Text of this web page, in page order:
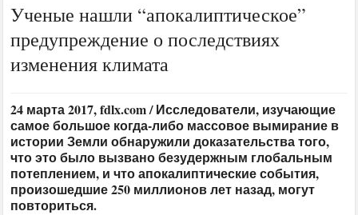
Ученые нашли “апокалиптическое”
предупреждение о последствиях
изменения климата
24 марта 2017, fdlx.com / Исследователи, изучающие
самое большое когда-либо массовое вымирание в
истории Земли обнаружили доказательства того,
что это было вызвано безудержным глобальным
потеплением, и что апокалиптические события,
произошедшие 250 миллионов лет назад, могут
повториться.